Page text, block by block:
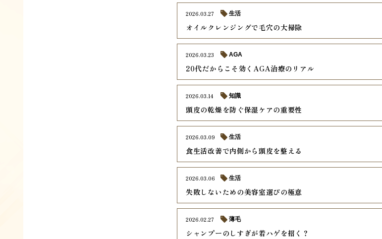
オイルクレンジングで毛穴の大掃除
2026.03.27 生活
20代だからこそ効くAGA治療のリアル
2026.03.23 AGA
頭皮の乾燥を防ぐ保湿ケアの重要性
2026.03.14 知識
食生活改善で内側から頭皮を整える
2026.03.09 生活
失敗しないための美容室選びの極意
2026.03.06 生活
シャンプーのしすぎが若ハゲを招く？
2026.02.27 薄毛